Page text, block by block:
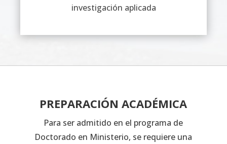
investigación aplicada
PREPARACIÓN ACADÉMICA
Para ser admitido en el programa de
Doctorado en Ministerio, se requiere una